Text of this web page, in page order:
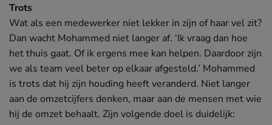
Trots
Wat als een medewerker niet lekker in zijn of haar vel zit?
Dan wacht Mohammed niet langer af. ‘Ik vraag dan hoe
het thuis gaat. Of ik ergens mee kan helpen. Daardoor zijn
we als team veel beter op elkaar afgesteld.’ Mohammed
is trots dat hij zijn houding heeft veranderd. Niet langer
aan de omzetcijfers denken, maar aan de mensen met wie
hij de omzet behaalt. Zijn volgende doel is duidelijk: